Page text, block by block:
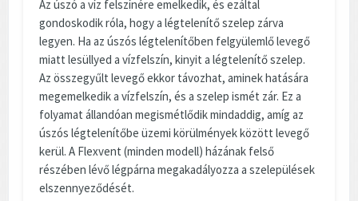
Az úszó a víz felszínére emelkedik, és ezáltal
gondoskodik róla, hogy a légtelenítő szelep zárva
legyen. Ha az úszós légtelenítőben felgyülemlő levegő
miatt lesüllyed a vízfelszín, kinyit a légtelenítő szelep.
Az összegyűlt levegő ekkor távozhat, aminek hatására
megemelkedik a vízfelszín, és a szelep ismét zár. Ez a
folyamat állandóan megismétlődik mindaddig, amíg az
úszós légtelenítőbe üzemi körülmények között levegő
kerül. A Flexvent (minden modell) házának felső
részében lévő légpárna megakadályozza a szelepülések
elszennyeződését.